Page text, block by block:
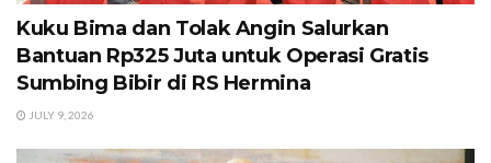
Kuku Bima dan Tolak Angin Salurkan
Bantuan Rp325 Juta untuk Operasi Gratis
Sumbing Bibir di RS Hermina
JULY 9, 2026